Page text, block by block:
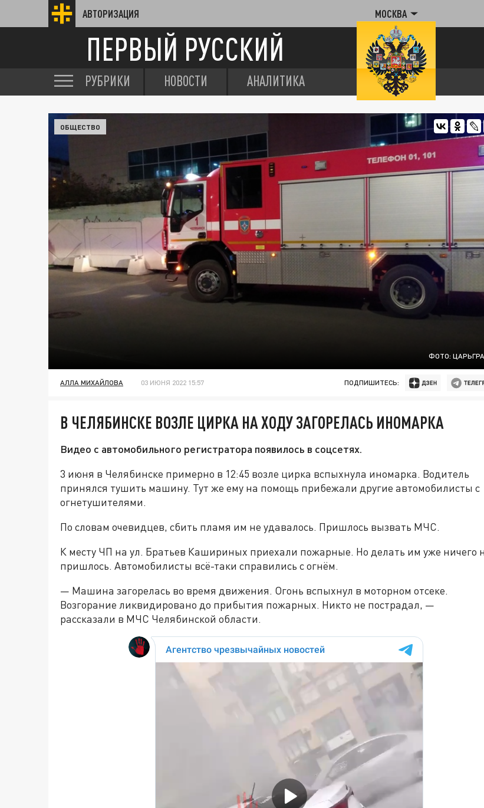
АВТОРИЗАЦИЯ МОСКВА
ПЕРВЫЙ РУССКИЙ
РУБРИКИ НОВОСТИ АНАЛИТИКА
ФОТО:
ОБЩЕСТВО
АЛЛА МИХАЙЛОВА 03 ИЮНЯ 2022 15:57 ПОДПИШИТЕСЬ:
В ЧЕЛЯБИНСКЕ ВОЗЛЕ ЦИРКА НА ХОДУ ЗАГОРЕЛАСЬ ИНОМАРКА
Видео с автомобильного регистратора появилось в соцсетях.
3 июня в Челябинске примерно в 12:45 возле цирка вспыхнула иномарка. Водитель
принялся тушить машину. Тут же ему на помощь прибежали другие автомобилисты с
огнетушителями.
По словам очевидцев, сбить пламя им не удавалось. Пришлось вызвать МЧС.
К месту ЧП на ул. Братьев Кашириных приехали пожарные. Но делать им уже ничего
пришлось. Автомобилисты всё-таки справились с огнём.
— Машина загорелась во время движения. Огонь вспыхнул в моторном отсеке.
Возгорание ликвидировано до прибытия пожарных. Никто не пострадал, —
рассказали в МЧС Челябинской области.